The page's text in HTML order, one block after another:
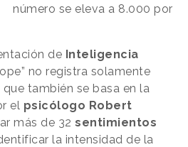
número se eleva a 8.000 por
de Inteligencia
no registra solamente
que también se basa en la
el psicólogo Robert
más de 32 sentimientos
la intensidad de la